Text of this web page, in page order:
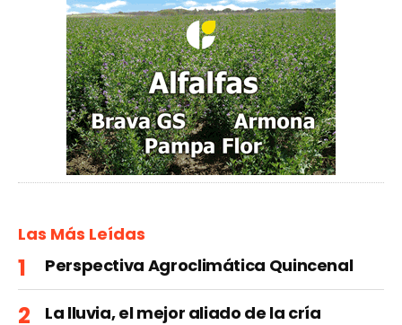
Las Más Leídas
Perspectiva Agroclimática Quincenal
La lluvia, el mejor aliado de la cría